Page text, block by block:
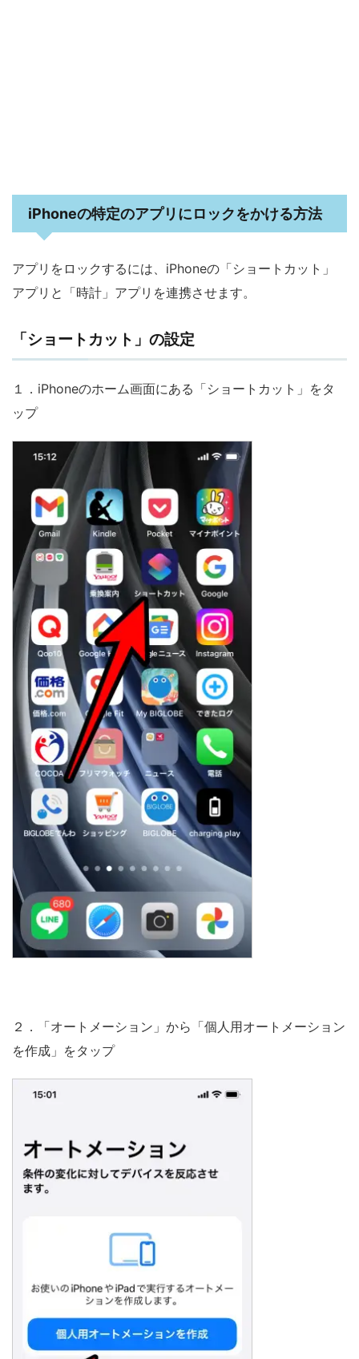
iPhoneの特定のアプリにロックをかける方法
アプリをロックするには、iPhoneの「ショートカット」
アプリと「時計」アプリを連携させます。
「ショートカット」の設定
１．iPhoneのホーム画面にある「ショートカット」をタ
ップ
２．「オートメーション」から「個人用オートメーション
を作成」をタップ